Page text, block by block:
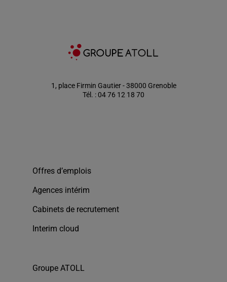
1, place Firmin Gautier - 38000 Grenoble
Tél. : 04 76 12 18 70
Offres d’emplois
Agences intérim
Cabinets de recrutement
Interim cloud
Groupe ATOLL